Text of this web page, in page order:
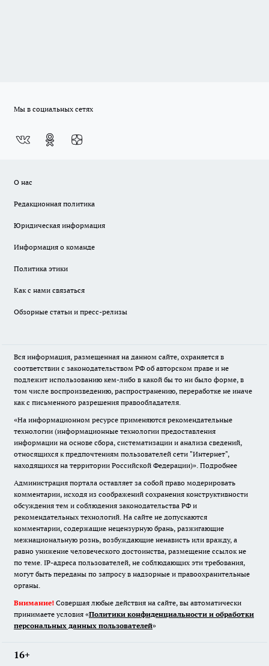
Мы в социальных сетях
О нас
Редакционная политика
Юридическая информация
Информация о команде
Политика этики
Как с нами связаться
Обзорные статьи и пресс-релизы
Вся информация, размещенная на данном сайте, охраняется в
соответствии с законодательством РФ об авторском праве и не
подлежит использованию кем-либо в какой бы то ни было форме, в
том числе воспроизведению, распространению, переработке не иначе
как с письменного разрешения правообладателя.
«На информационном ресурсе применяются рекомендательные
технологии (информационные технологии предоставления
информации на основе сбора, систематизации и анализа сведений,
относящихся к предпочтениям пользователей сети "Интернет",
находящихся на территории Российской Федерации)». Подробнее
Администрация портала оставляет за собой право модерировать
комментарии, исходя из соображений сохранения конструктивности
обсуждения тем и соблюдения законодательства РФ и
рекомендательных технологий. На сайте не допускаются
комментарии, содержащие нецензурную брань, разжигающие
межнациональную рознь, возбуждающие ненависть или вражду, а
равно унижение человеческого достоинства, размещение ссылок не
по теме. IP-адреса пользователей, не соблюдающих эти требования,
могут быть переданы по запросу в надзорные и правоохранительные
органы.
Внимание! Совершая любые действия на сайте, вы автоматически
принимаете условия «Политики конфиденциальности и обработки
персональных данных пользователей»
16+